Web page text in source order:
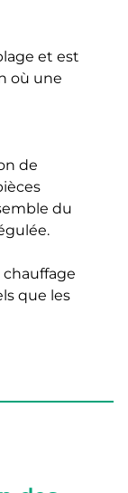
et est
où une
de
du
que les